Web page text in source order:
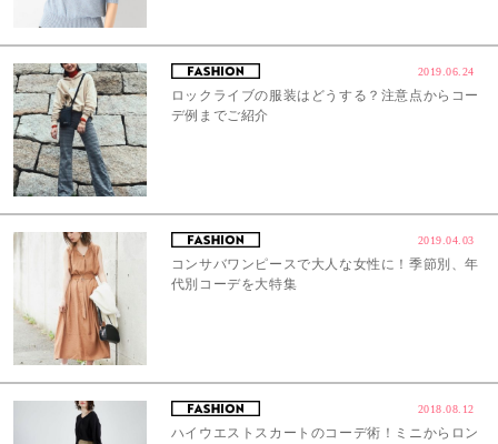
2019.06.24
ロックライブの服装はどうする？注意点からコー
デ例までご紹介
2019.04.03
コンサバワンピースで大人な女性に！季節別、年
代別コーデを大特集
2018.08.12
ハイウエストスカートのコーデ術！ミニからロン